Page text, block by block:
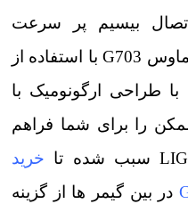
بیسیم پر سرعت
LIGHTSPEED می باشد. ماوس G703 با استفاده از
طراحی ارگونومیک با
را برای شما فراهم
خرید
بین گیمر ها از گزینه